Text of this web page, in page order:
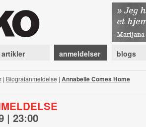
artikler anmeldelser blogs
| Biografanmeldelse | Annabelle Comes Home
| 23:00